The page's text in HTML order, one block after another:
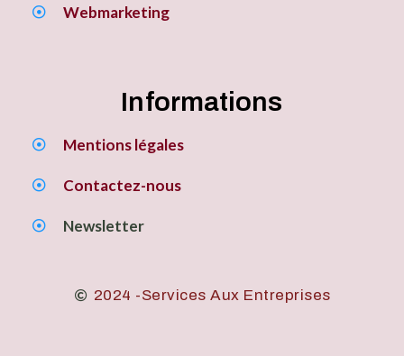
Webmarketing
Informations
Mentions légales
Contactez-nous
Newsletter
2024 -Services Aux Entreprises